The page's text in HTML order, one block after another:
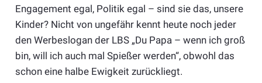
Engagement egal, Politik egal – sind sie das, unsere
Kinder? Nicht von ungefähr kennt heute noch jeder
den Werbeslogan der LBS „Du Papa – wenn ich groß
bin, will ich auch mal Spießer werden“, obwohl das
schon eine halbe Ewigkeit zurückliegt.